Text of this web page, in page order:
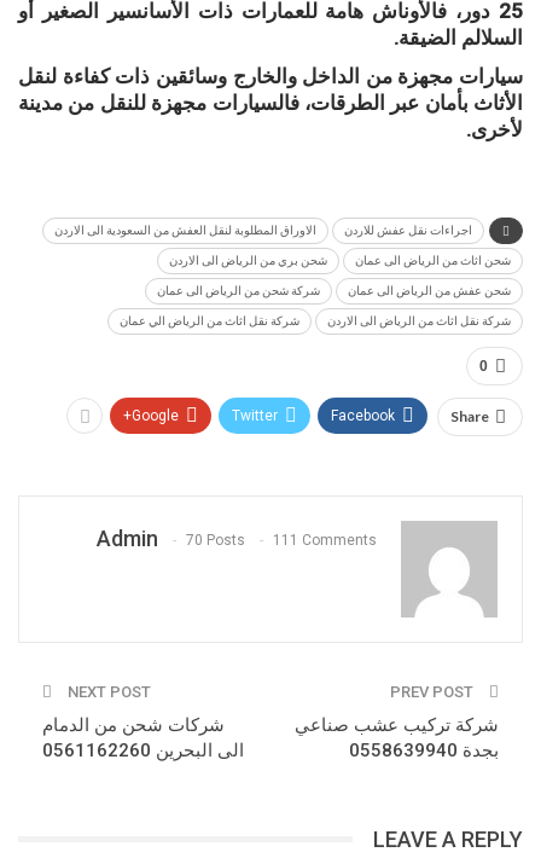
25 دور، فالأوناش هامة للعمارات ذات الأسانسير الصغير أو
السلالم الضيقة.
سيارات مجهزة من الداخل والخارج وسائقين ذات كفاءة لنقل
الأثاث بأمان عبر الطرقات، فالسيارات مجهزة للنقل من مدينة
لأخرى.
اجراءات نقل عفش للاردن الاوراق المطلوبة لنقل العفش من السعودية الى الاردن
شحن اثاث من الرياض الى عمان شحن بري من الرياض الى الاردن
شحن عفش من الرياض الى عمان شركة شحن من الرياض الى عمان
شركة نقل اثاث من الرياض الى الاردن شركة نقل اثاث من الرياض الي عمان
0
Share
Facebook
Twitter
Google+
Admin 70 Posts 111 Comments
شركة تركيب عشب صناعي
بجدة 0558639940
NEXT POST
شركات شحن من الدمام
الى البحرين 0561162260
LEAVE A REPLY